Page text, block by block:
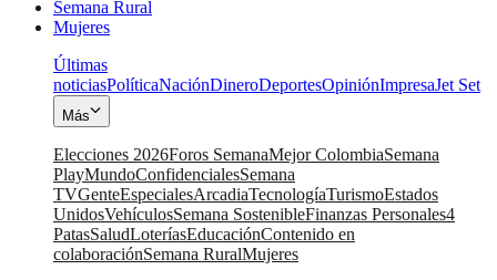
Semana Rural
Mujeres
Últimas
noticiasPolíticaNaciónDineroDeportesOpiniónImpresaJet Set
Más
Elecciones 2026Foros SemanaMejor ColombiaSemana
PlayMundoConfidencialesSemana
TVGenteEspecialesArcadiaTecnologíaTurismoEstados
UnidosVehículosSemana SostenibleFinanzas Personales4
PatasSaludLoteríasEducaciónContenido en
colaboraciónSemana RuralMujeres